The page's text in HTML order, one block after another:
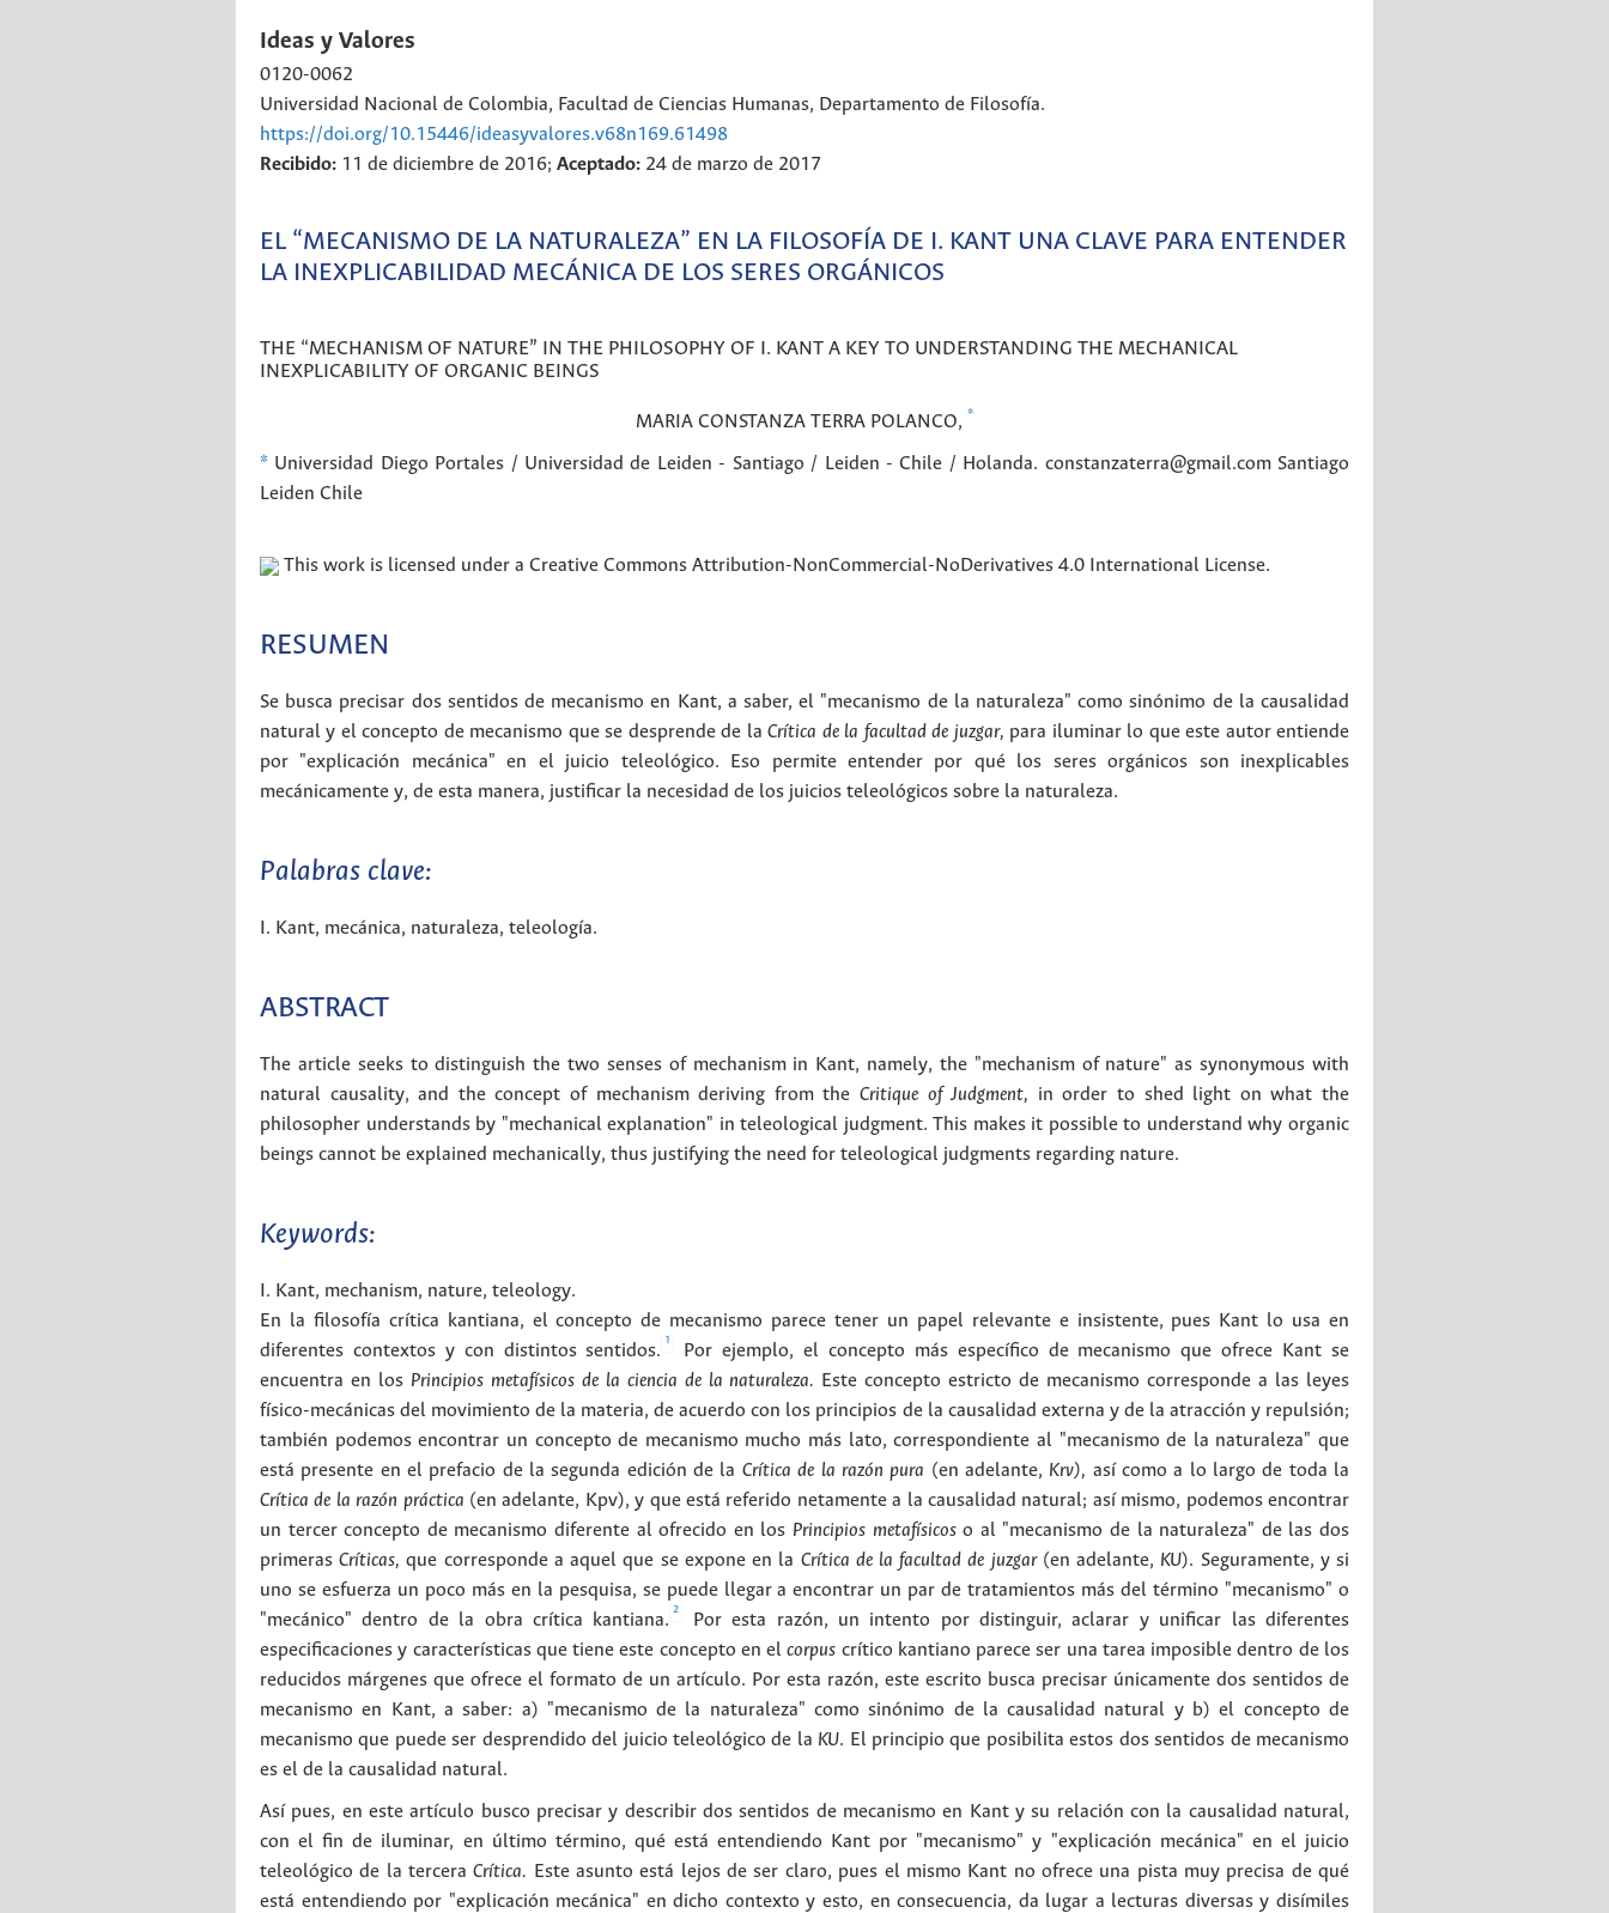
Ideas y Valores
0120-0062
Universidad Nacional de Colombia, Facultad de Ciencias Humanas, Departamento de Filosofía.
https://doi.org/10.15446/ideasyvalores.v68n169.61498
Recibido: 11 de diciembre de 2016; Aceptado: 24 de marzo de 2017
EL “MECANISMO DE LA NATURALEZA” EN LA FILOSOFÍA DE I. KANT UNA CLAVE PARA ENTENDER
LA INEXPLICABILIDAD MECÁNICA DE LOS SERES ORGÁNICOS
THE “MECHANISM OF NATURE” IN THE PHILOSOPHY OF I. KANT A KEY TO UNDERSTANDING THE MECHANICAL
INEXPLICABILITY OF ORGANIC BEINGS
MARIA CONSTANZA TERRA POLANCO, *
* Universidad Diego Portales / Universidad de Leiden - Santiago / Leiden - Chile / Holanda. constanzaterra@gmail.com Santiago
Leiden Chile
This work is licensed under a Creative Commons Attribution-NonCommercial-NoDerivatives 4.0 International License.
RESUMEN
Se busca precisar dos sentidos de mecanismo en Kant, a saber, el "mecanismo de la naturaleza" como sinónimo de la causalidad
natural y el concepto de mecanismo que se desprende de laCrítica de la facultad de juzgar, para iluminar lo que este autor entiende
por "explicación mecánica" en el juicio teleológico. Eso permite entender por qué los seres orgánicos son inexplicables
mecánicamente y, de esta manera, justificar la necesidad de los juicios teleológicos sobre la naturaleza.
Palabras clave:
I. Kant, mecánica, naturaleza, teleología.
ABSTRACT
The article seeks to distinguish the two senses of mechanism in Kant, namely, the "mechanism of nature" as synonymous with
natural causality, and the concept of mechanism deriving from the Critique of Judgment, in order to shed light on what the
philosopher understands by "mechanical explanation" in teleological judgment. This makes it possible to understand why organic
beings cannot be explained mechanically, thus justifying the need for teleological judgments regarding nature.
Keywords:
I. Kant, mechanism, nature, teleology.
En la filosofía crítica kantiana, el concepto de mecanismo parece tener un papel relevante e insistente, pues Kant lo usa en
diferentes contextos y con distintos sentidos.
1
Por ejemplo, el concepto más específico de mecanismo que ofrece Kant se
encuentra en los Principios metafísicos de la ciencia de la naturaleza. Este concepto estricto de mecanismo corresponde a las leyes
físico-mecánicas del movimiento de la materia, de acuerdo con los principios de la causalidad externa y de la atracción y repulsión;
también podemos encontrar un concepto de mecanismo mucho más lato, correspondiente al "mecanismo de la naturaleza" que
está presente en el prefacio de la segunda edición de la Crítica de la razón pura (en adelante, Krv), así como a lo largo de toda la
Crítica de la razón práctica (en adelante, Kpv), y que está referido netamente a la causalidad natural; así mismo, podemos encontrar
un tercer concepto de mecanismo diferente al ofrecido en los Principios metafísicoso al "mecanismo de la naturaleza" de las dos
primerasCríticas, que corresponde a aquel que se expone en la Crítica de la facultad de juzgar(en adelante, KU). Seguramente, y si
uno se esfuerza un poco más en la pesquisa, se puede llegar a encontrar un par de tratamientos más del término "mecanismo" o
"mecánico" dentro de la obra crítica kantiana.
2
Por esta razón, un intento por distinguir, aclarar y unificar las diferentes
especificaciones y características que tiene este concepto en elcorpus crítico kantiano parece ser una tarea imposible dentro de los
reducidos márgenes que ofrece el formato de un artículo. Por esta razón, este escrito busca precisar únicamente dos sentidos de
mecanismo en Kant, a saber: a) "mecanismo de la naturaleza" como sinónimo de la causalidad natural y b) el concepto de
mecanismo que puede ser desprendido del juicio teleológico de la KU. El principio que posibilita estos dos sentidos de mecanismo
es el de la causalidad natural.
Así pues, en este artículo busco precisar y describir dos sentidos de mecanismo en Kant y su relación con la causalidad natural,
con el fin de iluminar, en último término, qué está entendiendo Kant por "mecanismo" y "explicación mecánica" en el juicio
teleológico de la terceraCrítica. Este asunto está lejos de ser claro, pues el mismo Kant no ofrece una pista muy precisa de qué
está entendiendo por "explicación mecánica" en dicho contexto y esto, en consecuencia, da lugar a lecturas diversas y disímiles